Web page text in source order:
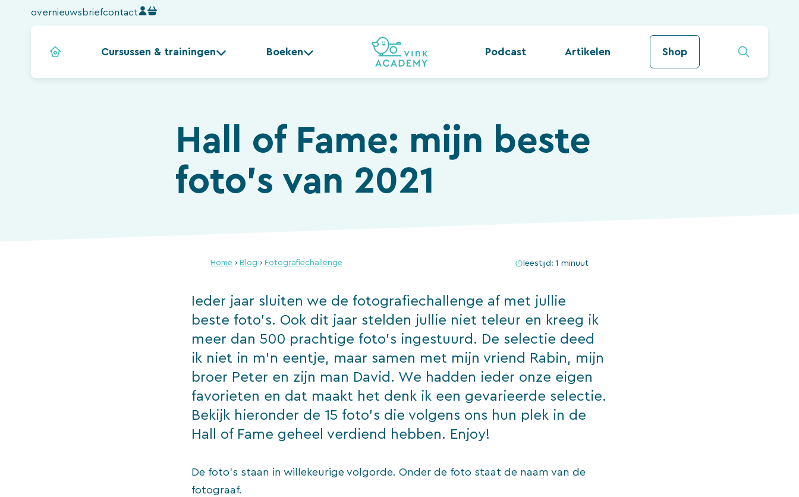
overnieuwsbriefcontact
Cursussen & trainingen Boeken Podcast Artikelen Shop
Hall of Fame: mijn beste
foto’s van 2021
Home › Blog › Fotografiechallenge leestijd: 1 minuut
Ieder jaar sluiten we de fotografiechallenge af met jullie
beste foto’s. Ook dit jaar stelden jullie niet teleur en kreeg ik
meer dan 500 prachtige foto’s ingestuurd. De selectie deed
ik niet in m’n eentje, maar samen met mijn vriend Rabin, mijn
broer Peter en zijn man David. We hadden ieder onze eigen
favorieten en dat maakt het denk ik een gevarieerde selectie.
Bekijk hieronder de 15 foto’s die volgens ons hun plek in de
Hall of Fame geheel verdiend hebben. Enjoy!
De foto’s staan in willekeurige volgorde. Onder de foto staat de naam van de
fotograaf.